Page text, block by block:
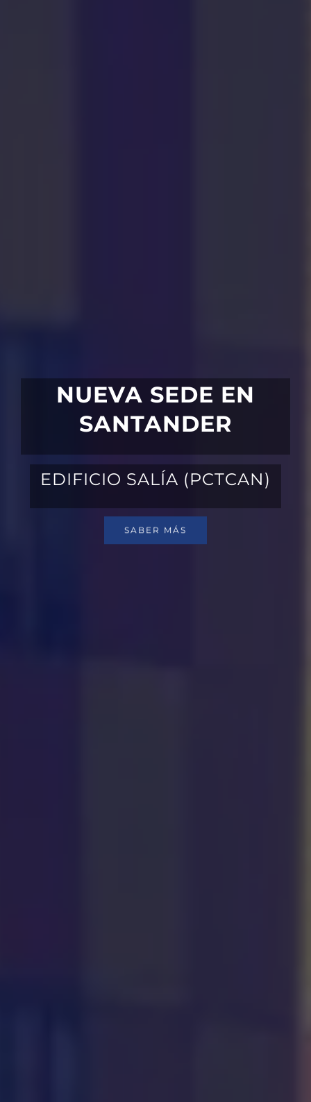
NUEVA SEDE EN
SANTANDER
EDIFICIO SALÍA (PCTCAN)
SABER MÁS